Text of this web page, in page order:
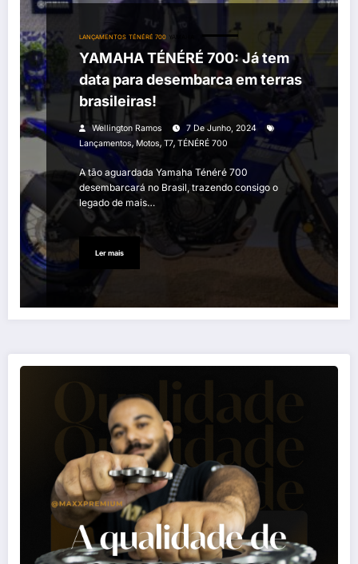
LANÇAMENTOS TÉNÉRÉ 700 YAMAHA
YAMAHA TÉNÉRÉ 700: Já tem
data para desembarca em terras
brasileiras!
Wellington Ramos
7 De Junho, 2024
Lançamentos, Motos, T7, TÉNÉRÉ 700
A tão aguardada Yamaha Ténéré 700
desembarcará no Brasil, trazendo consigo o
legado de mais…
Ler mais